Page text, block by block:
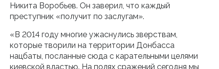
Никита Воробьев. Он заверил, что каждый
преступник «получит по заслугам».
«В 2014 году многие ужаснулись зверствам,
которые творили на территории Донбасса
нацбаты, посланные сюда с карательными целями
киевской властью. На полях сражений сегодня мы